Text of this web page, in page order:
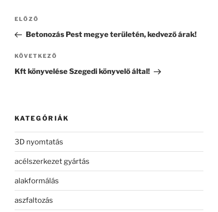
Bejegyzés
Korábbi
bejegyzés
ELŐZŐ
Betonozás Pest megye területén, kedvező árak!
Következő
bejegyzés
KÖVETKEZŐ
Kft könyvelése Szegedi könyvelő által!
KATEGÓRIÁK
3D nyomtatás
acélszerkezet gyártás
alakformálás
aszfaltozás